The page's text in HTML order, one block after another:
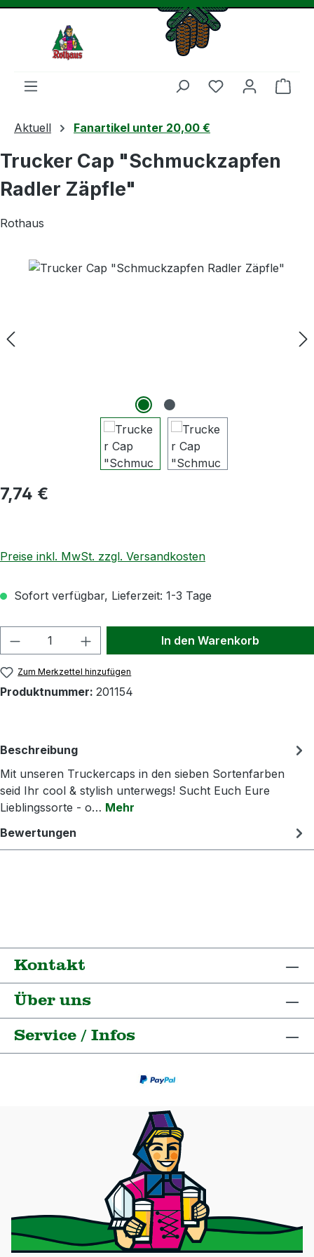
Du hast 0
Aktuell Fanartikel unter 20,00 €
Trucker Cap "Schmuckzapfen
Radler Zäpfle"
Rothaus
Bildergalerie überspringen
Regulärer Preis:
7,74 €
Preise inkl. MwSt. zzgl. Versandkosten
Sofort verfügbar, Lieferzeit: 1-3 Tage
Produkt Anzahl: Gib den gewünschten
In den Warenkorb
Zum Merkzettel hinzufügen
Produktnummer: 201154
Beschreibung
Mit unseren Truckercaps in den sieben Sortenfarben
seid Ihr cool & stylish unterwegs! Sucht Euch Eure
Lieblingssorte - o… Mehr
Bewertungen
Kontakt
Über uns
Service / Infos